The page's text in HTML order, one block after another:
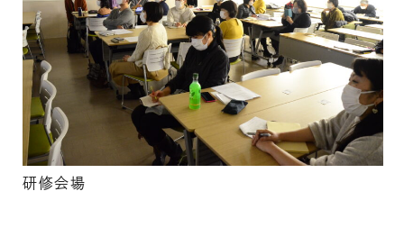
研修会場